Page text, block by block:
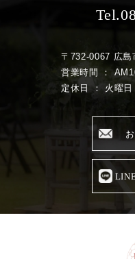
〒732-0067 広島
営業時間 ：
定休日 ： 火曜日